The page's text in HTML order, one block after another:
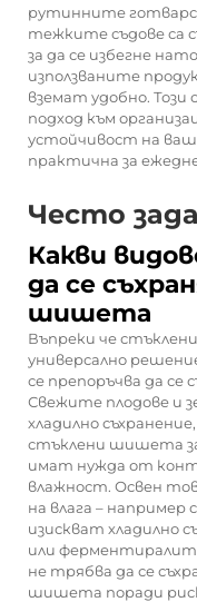
рутинните
тежките съдове са
за да се избегне
използваните
вземат удобно.
подход към
устойчивост на
практична за
Често
Какви
да се
шишета
Въпреки че
универсално
се препоръчва да се
Свежите плодове и
хладилно
стъклени шишета
имат нужда от
влажност. Освен
на влага – например
изискват хладилно
или
не трябва да се
шишета поради